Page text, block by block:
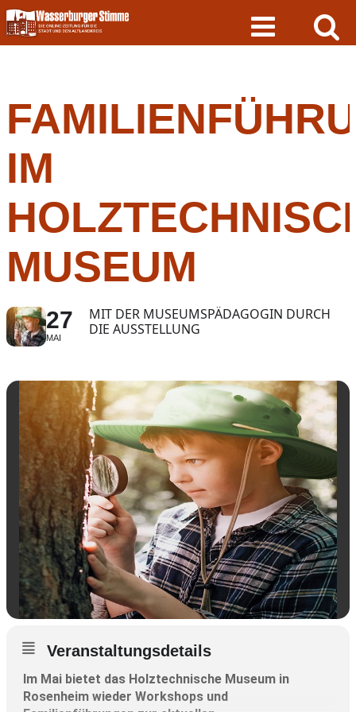
Skip
to
content
IM
MUSEUM
27
MAI
MIT DER MUSEUMSPÄDAGOGIN DURCH
DIE AUSSTELLUNG
Veranstaltungsdetails
Im Mai bietet das Holztechnische Museum in
Rosenheim wieder Workshops und